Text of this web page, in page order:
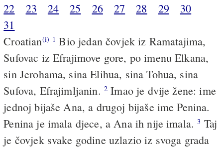
22
23 24 25 26 27 28 29
30
31
Croatian(i) 1 Bio jedan čovjek iz Ramatajima,
Sufovac iz Efrajimove gore, po imenu Elkana,
sin Jerohama, sina Elihua, sina Tohua, sina
Sufova, Efrajimljanin. 2 Imao je dvije žene: ime
jednoj bijaše Ana, a drugoj bijaše ime Penina.
Penina je imala djece, a Ana ih nije imala.3 Taj
je čovjek svake godine uzlazio iz svoga grada